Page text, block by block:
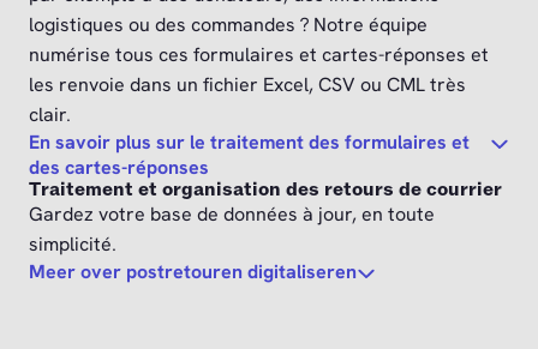
logistiques ou des commandes ? Notre équipe
numérise tous ces formulaires et cartes-réponses et
les renvoie dans un fichier Excel, CSV ou CML très
clair.
En savoir plus sur le traitement des formulaires et
des cartes-réponses
Traitement et organisation des retours de courrier
Gardez votre base de données à jour, en toute
simplicité.
Meer over postretouren digitaliseren